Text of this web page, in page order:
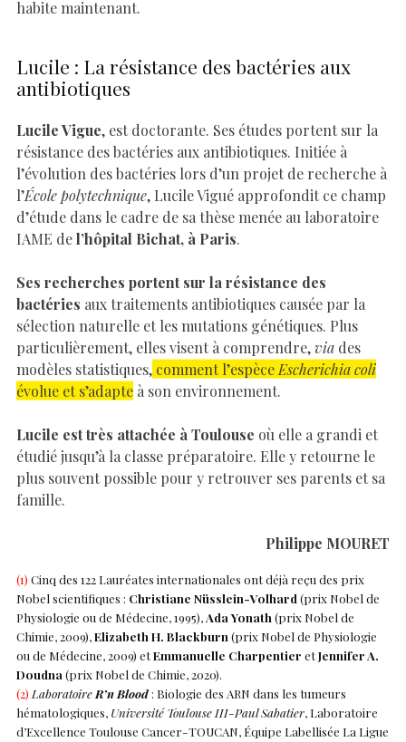
habite maintenant.
Lucile : La résistance des bactéries aux
antibiotiques
Lucile Vigue, est doctorante. Ses études portent sur la
résistance des bactéries aux antibiotiques. Initiée à
l’évolution des bactéries lors d’un projet de recherche à
l’École polytechnique, Lucile Vigué approfondit ce champ
d’étude dans le cadre de sa thèse menée au laboratoire
IAME del’hôpital Bichat, à Paris.
Ses recherches portent sur la résistance des
bactéries aux traitements antibiotiques causée par la
sélection naturelle et les mutations génétiques. Plus
particulièrement, elles visent à comprendre,via des
modèles statistiques, comment l’espèce Escherichia coli
évolue et s’adapte à son environnement.
Lucile est très attachée à Toulouse où elle a grandi et
étudié jusqu’à la classe préparatoire. Elle y retourne le
plus souvent possible pour y retrouver ses parents et sa
famille.
Philippe MOURET
(1) Cinq des 122 Lauréates internationales ont déjà reçu des prix
Nobel scientifiques : Christiane Nüsslein-Volhard (prix Nobel de
Physiologie ou de Médecine, 1995),Ada Yonath (prix Nobel de
Chimie, 2009),Elizabeth H. Blackburn (prix Nobel de Physiologie
ou de Médecine, 2009) etEmmanuelle Charpentier etJennifer A.
Doudna (prix Nobel de Chimie, 2020).
(2) LaboratoireR’n Blood: Biologie des ARN dans les tumeurs
hématologiques, Université Toulouse III-Paul Sabatier, Laboratoire
d’Excellence Toulouse Cancer-TOUCAN, Équipe Labellisée La Ligue